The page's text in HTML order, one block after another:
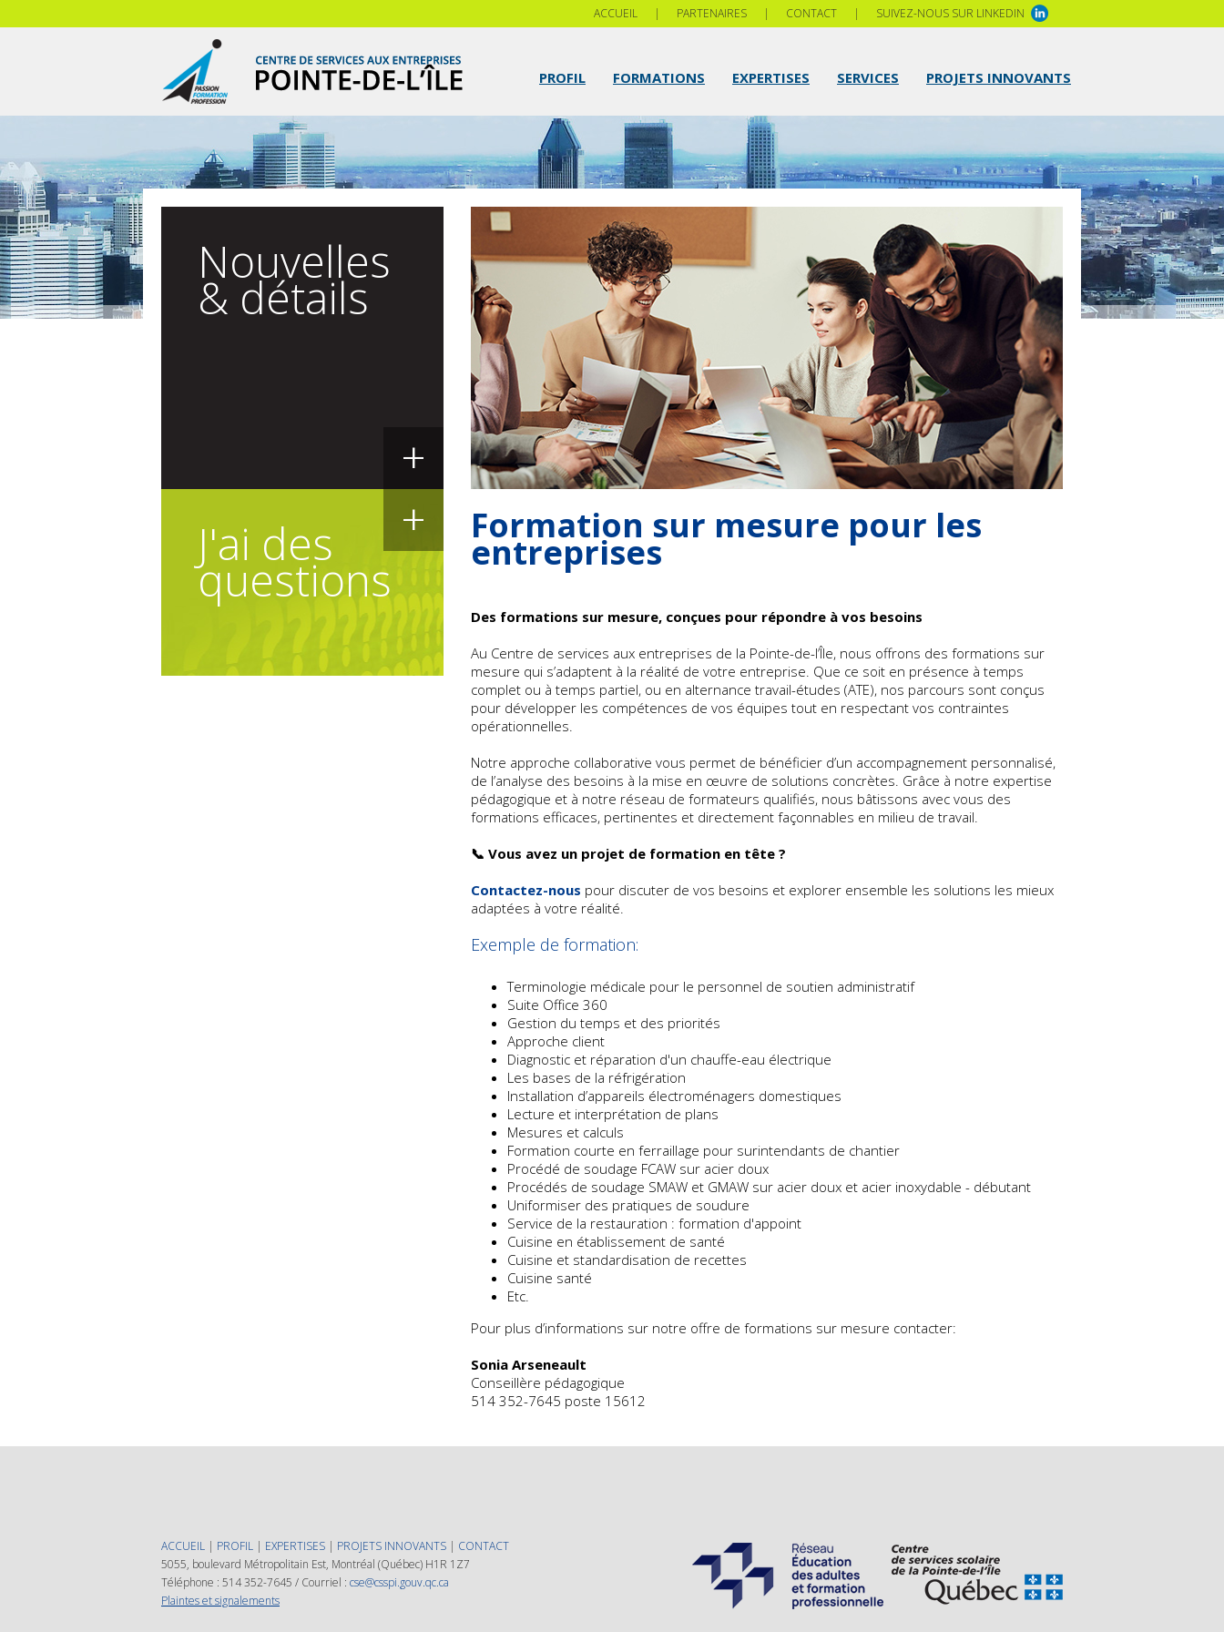
ACCUEIL | PARTENAIRES | CONTACT | SUIVEZ-NOUS SUR LINKEDIN
PROFIL FORMATIONS EXPERTISES SERVICES PROJETS INNOVANTS
Nouvelles
& détails
+
+
J'ai des
questions
Formation sur mesure pour les
entreprises
Des formations sur mesure, conçues pour répondre à vos besoins
Au Centre de services aux entreprises de la Pointe-de-l’Île, nous offrons des formations sur
mesure qui s’adaptent à la réalité de votre entreprise. Que ce soit en présence à temps
complet ou à temps partiel, ou en alternance travail-études (ATE), nos parcours sont conçus
pour développer les compétences de vos équipes tout en respectant vos contraintes
opérationnelles.
Notre approche collaborative vous permet de bénéficier d’un accompagnement personnalisé,
de l’analyse des besoins à la mise en œuvre de solutions concrètes. Grâce à notre expertise
pédagogique et à notre réseau de formateurs qualifiés, nous bâtissons avec vous des
formations efficaces, pertinentes et directement façonnables en milieu de travail.
📞 Vous avez un projet de formation en tête ?
Contactez-nous pour discuter de vos besoins et explorer ensemble les solutions les mieux
adaptées à votre réalité.
Exemple de formation:
Terminologie médicale pour le personnel de soutien administratif
Suite Office 360
Gestion du temps et des priorités
Approche client
Diagnostic et réparation d'un chauffe-eau électrique
Les bases de la réfrigération
Installation d’appareils électroménagers domestiques
Lecture et interprétation de plans
Mesures et calculs
Formation courte en ferraillage pour surintendants de chantier
Procédé de soudage FCAW sur acier doux
Procédés de soudage SMAW et GMAW sur acier doux et acier inoxydable - débutant
Uniformiser des pratiques de soudure
Service de la restauration : formation d'appoint
Cuisine en établissement de santé
Cuisine et standardisation de recettes
Cuisine santé
Etc.
Pour plus d’informations sur notre offre de formations sur mesure contacter:
Sonia Arseneault
Conseillère pédagogique
514 352-7645 poste 15612
ACCUEIL | PROFIL | EXPERTISES | PROJETS INNOVANTS | CONTACT
5055, boulevard Métropolitain Est, Montréal (Québec) H1R 1Z7
Téléphone : 514 352-7645 / Courriel : cse@csspi.gouv.qc.ca
Plaintes et signalements